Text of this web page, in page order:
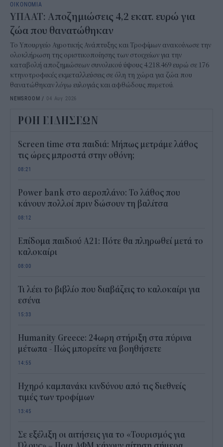
ΟΙΚΟΝΟΜΙΑ
ΥΠΑΑΤ: Αποζημιώσεις 4,2 εκατ. ευρώ για
ζώα που θανατώθηκαν
Το Υπουργείο Αγροτικής Ανάπτυξης και Τροφίμων ανακοίνωσε την
ολοκλήρωση της οριστικοποίησης των στοιχείων για την
καταβολή αποζημιώσεων συνολικού ύψους 4.218.469 ευρώ σε 176
κτηνοτροφικές εκμεταλλεύσεις σε όλη τη χώρα για ζώα που
θανατώθηκαν λόγω ευλογιάς και αφθώδους πυρετού.
NEWSROOM / 04 Αυγ 2026
ΡΟΗ ΕΙΔΗΣΕΩΝ
Screen time στα παιδιά: Μήπως μετράμε λάθος
τις ώρες μπροστά στην οθόνη;
08:21
Power bank στο αεροπλάνο: Το λάθος που
κάνουν πολλοί πριν δώσουν τη βαλίτσα
08:12
Επίδομα παιδιού Α21: Πότε θα πληρωθεί μετά το
καλοκαίρι
08:00
Τι λέει το βιβλίο που διαβάζεις το καλοκαίρι για
εσένα
15:33
Humanity Greece: 24ωρη στήριξη στα πύρινα
μέτωπα - Πώς μπορείτε να βοηθήσετε
14:55
Ηχηρό καμπανάκι κινδύνου από τις διεθνείς
τιμές των τροφίμων
13:45
Σε εξέλιξη οι αιτήσεις για το «Τουρισμός για